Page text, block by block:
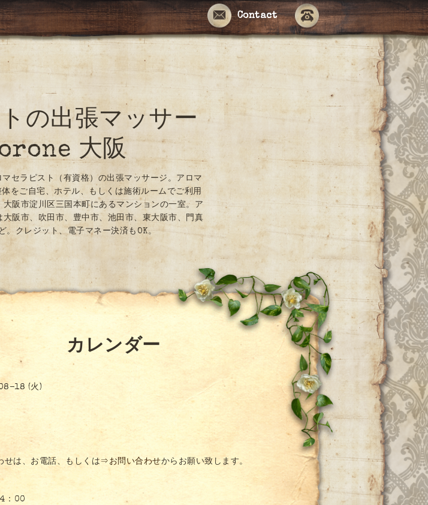
Contact
の出張マッサー
大阪
セラピスト（有資格）の出張マッサージ。アロマ
をご自宅、ホテル、もしくは施術ルームでご利用
阪市淀川区三国本町にあるマンションの一室。ア
阪市、吹田市、豊中市、池田市、東大阪市、門真
。クレジット、電子マネー決済もOK。
カレンダー
18 (火)
せは、お電話、もしくは ⇒お問い合わせからお願い致します。
：00